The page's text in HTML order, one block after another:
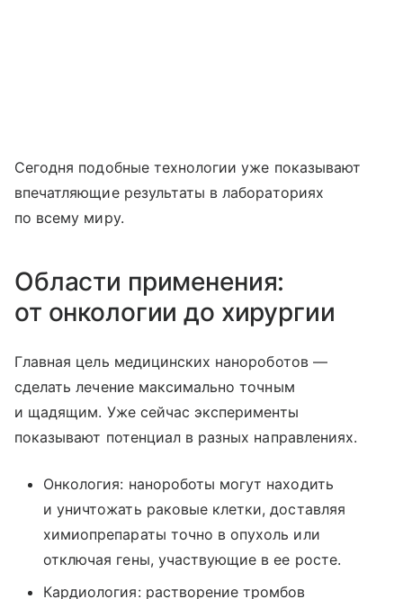
Сегодня подобные технологии уже показывают
впечатляющие результаты в лабораториях
по всему миру.
Области применения:
от онкологии до хирургии
Главная цель медицинских нанороботов —
сделать лечение максимально точным
и щадящим. Уже сейчас эксперименты
показывают потенциал в разных направлениях.
Онкология: нанороботы могут находить
и уничтожать раковые клетки, доставляя
химиопрепараты точно в опухоль или
отключая гены, участвующие в ее росте.
Кардиология: растворение тромбов